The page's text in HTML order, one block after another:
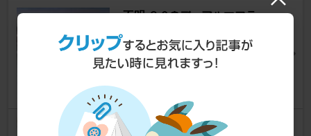
不明 ８０Φデュアルマフラー
シルビア
かぴ＠のりものがかりさん
0
Rismy オリジナルアルミ2層